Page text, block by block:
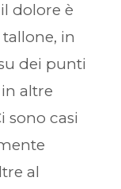
dolore è
in
dei punti
altre
sono casi
al